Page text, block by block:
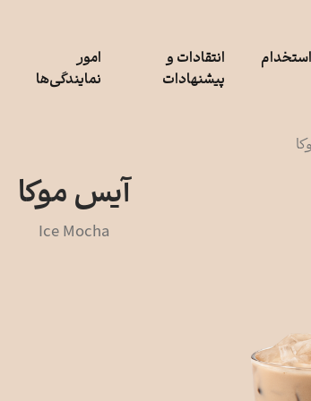
استخدام
انتقادات و
پیشنهادات
امور
نمایندگی‌ها
آیس موکا
Ice Mocha